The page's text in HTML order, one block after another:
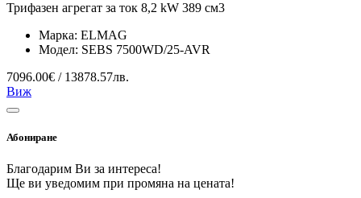
Трифазен агрегат за ток 8,2 kW 389 см3
Марка: ELMAG
Модел: SEBS 7500WD/25-AVR
7096.00€ / 13878.57лв.
Виж
Абониране
Благодарим Ви за интереса!
Ще ви уведомим при промяна на цената!